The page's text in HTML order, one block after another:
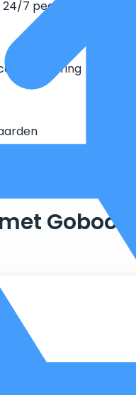
7 pechhulp
Verzekering
er al beschikbaar